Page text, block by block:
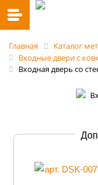
Главная Каталог
Входные двери с
Входная дверь со